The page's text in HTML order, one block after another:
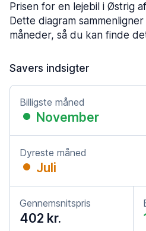
Prisen for en lejebil i Østrig
Dette diagram
måneder, så du kan finde
Savers indsigter
Billigste måned
November
Dyreste måned
Juli
Gennemsnitspris
402 kr.